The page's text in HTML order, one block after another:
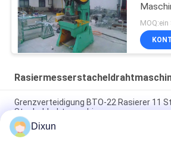
MOQ:ein
Grenzverteidigung BTO-22 Rasierer 11
Stacheldrahtmaschine
Schlag Druck 63T BTO-22 11 Streifen
Dixun